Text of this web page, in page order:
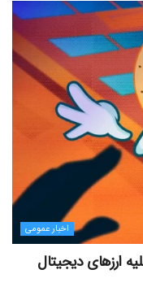
اخبار عمومی
ارزهای دیجیتال